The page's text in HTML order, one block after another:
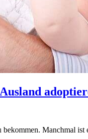
Manchmal